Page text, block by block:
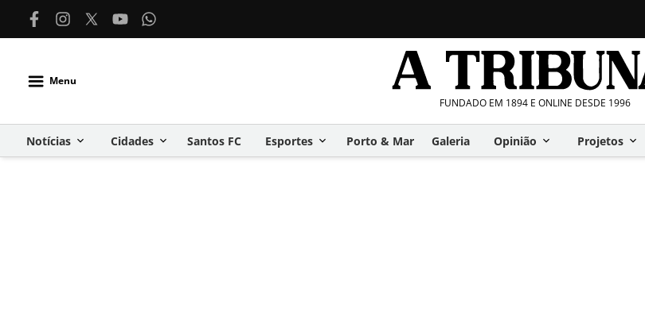
Menu
FUNDADO EM 1894 E ONLINE DESDE 1996
Notícias Cidades Santos FC Esportes Porto & Mar Galeria Opinião Projetos